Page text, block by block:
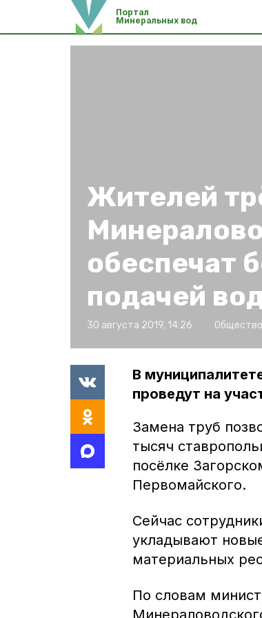
Портал
Минеральных вод
Жителей
обеспечат
подачей
30 августа 2019, 14:26 Общество
В
проведут на
Замена труб
тысяч
посёлке
Первомайского.
Сейчас
укладывают
материальных
По словам